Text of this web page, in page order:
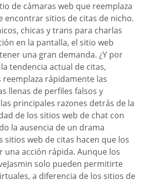
de cámaras web que reemplaza
encontrar sitios de citas de nicho.
chicas y trans para charlas
en la pantalla, el sitio web
una gran demanda. ¿Y por
tendencia actual de citas,
reemplaza rápidamente las
llenas de perfiles falsos y
principales razones detrás de la
de los sitios web de chat con
la ausencia de un drama
sitios web de citas hacen que los
una acción rápida. Aunque los
solo pueden permitirte
a diferencia de los sitios de